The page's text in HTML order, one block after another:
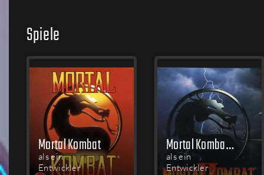
Spiele
Mortal Kombat
als ein
Entwickler
Mortal Kombat II
als ein
Entwickler